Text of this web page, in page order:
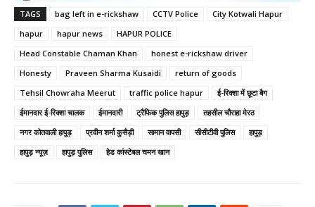
TAGS bag left in e-rickshaw CCTV Police
City Kotwali Hapur
hapur
hapur news
HAPUR POLICE
Head Constable Chaman Khan
honest e-rickshaw driver
Honesty
Praveen Sharma Kusaidi
return of goods
Tehsil Chowraha Meerut
traffic police hapur
ई-रिक्शा में छूटा बैग
ईमानदार ई-रिक्शा चालक
ईमानदारी ट्रैफिक पुलिस हापुड़
तहसील चौराहा मेरठ
नगर कोतवाली हापुड़
प्रवीन शर्मा कुसैड़ी सामान वापसी सीसीटीवी पुलिस
हापुड़
हापुड़ न्यूज़
हापुड़ पुलिस हेड कांस्टेबल चमन खान